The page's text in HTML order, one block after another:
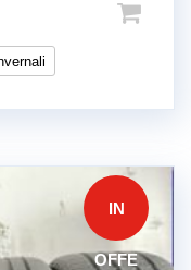
IN
OFFE